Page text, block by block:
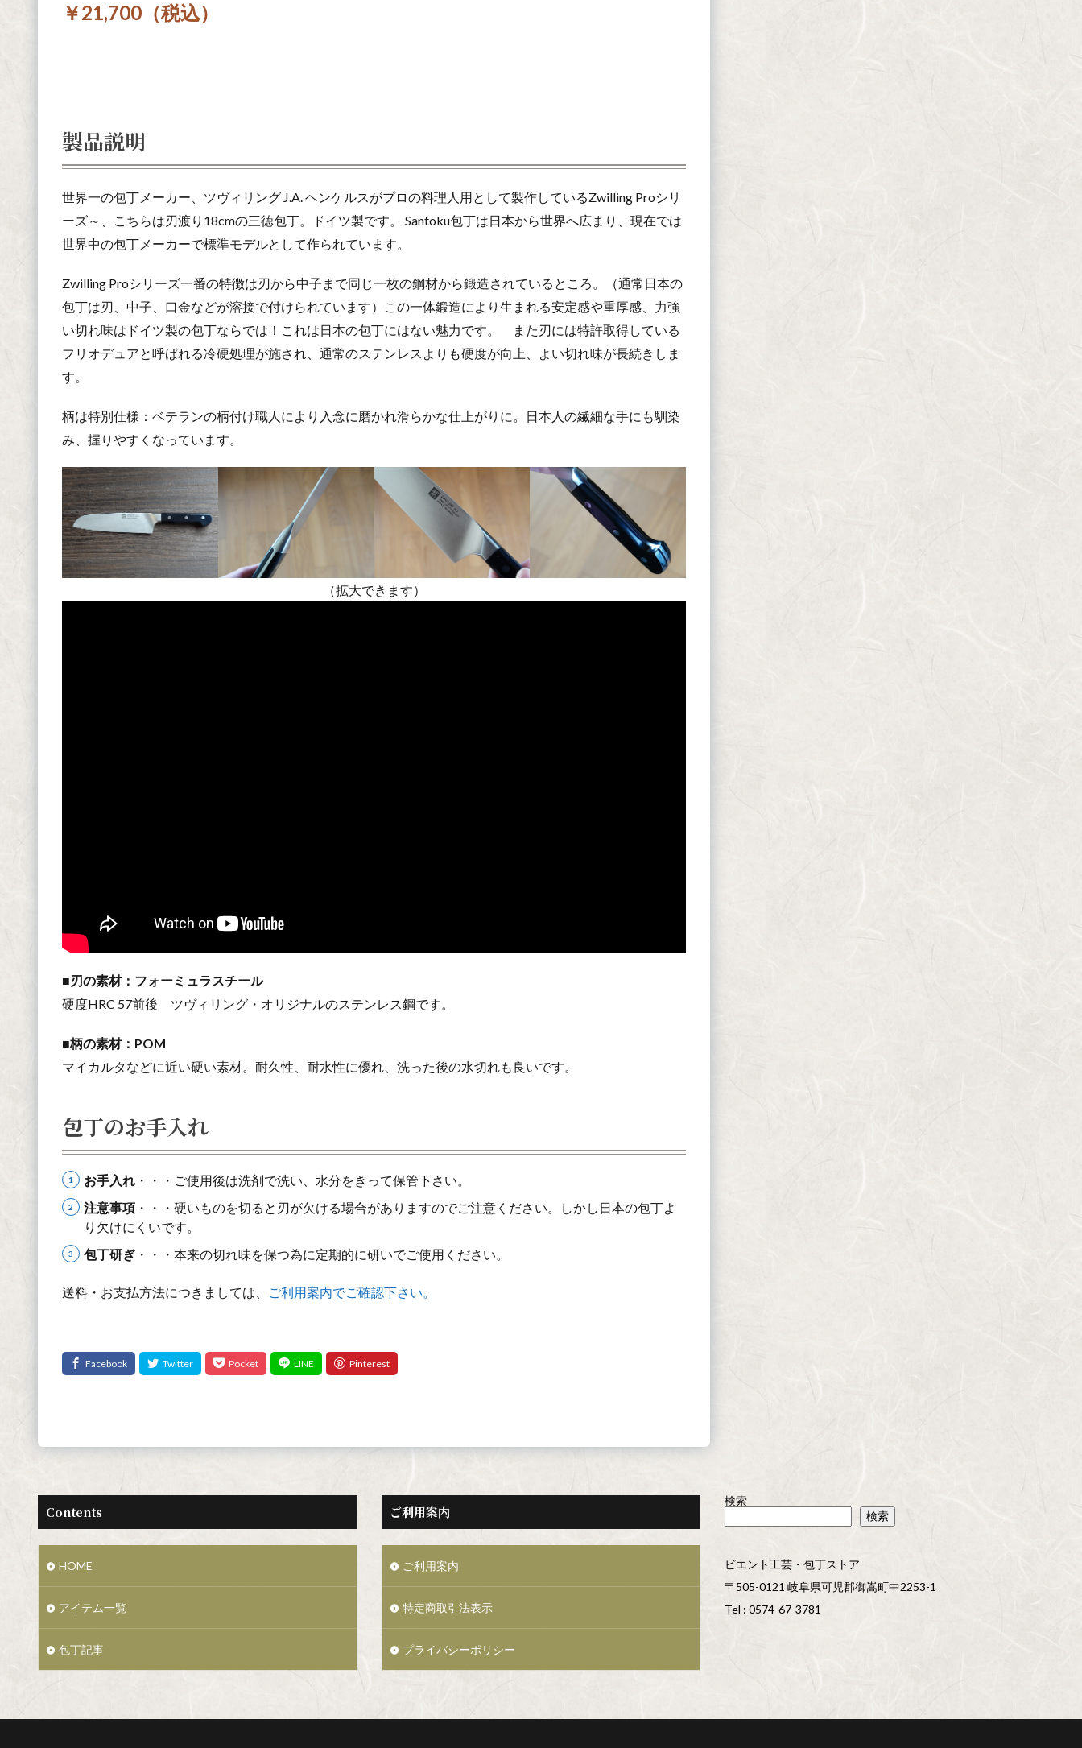
￥21,700（税込）
製品説明
世界一の包丁メーカー、ツヴィリング J.A. ヘンケルスがプロの料理人用として製作しているZwilling Proシリ
ーズ～、こちらは刃渡り18cmの三徳包丁。ドイツ製です。 Santoku包丁は日本から世界へ広まり、現在では
世界中の包丁メーカーで標準モデルとして作られています。
Zwilling Proシリーズ一番の特徴は刃から中子まで同じ一枚の鋼材から鍛造されているところ。（通常日本の
包丁は刃、中子、口金などが溶接で付けられています）この一体鍛造により生まれる安定感や重厚感、力強
い切れ味はドイツ製の包丁ならでは！これは日本の包丁にはない魅力です。 また刃には特許取得している
フリオデュアと呼ばれる冷硬処理が施され、通常のステンレスよりも硬度が向上、よい切れ味が長続きしま
す。
柄は特別仕様：ベテランの柄付け職人により入念に磨かれ滑らかな仕上がりに。日本人の繊細な手にも馴染
み、握りやすくなっています。
（拡大できます）
■刃の素材：フォーミュラスチール
硬度HRC 57前後 ツヴィリング・オリジナルのステンレス鋼です。
■柄の素材：POM
マイカルタなどに近い硬い素材。耐久性、耐水性に優れ、洗った後の水切れも良いです。
包丁のお手入れ
お手入れ ・・・ご使用後は洗剤で洗い、水分をきって保管下さい。
注意事項 ・・・硬いものを切ると刃が欠ける場合がありますのでご注意ください。しかし日本の包丁よ
り欠けにくいです。
包丁研ぎ ・・・本来の切れ味を保つ為に定期的に研いでご使用ください。
送料・お支払方法につきましては、 ご利用案内でご確認下さい。
Contents
HOME
アイテム一覧
包丁記事
ご利用案内
ご利用案内
特定商取引法表示
プライバシーポリシー
検索
検索
ビエント工芸・包丁ストア
〒505-0121 岐阜県可児郡御嵩町中2253-1
Tel : 0574-67-3781